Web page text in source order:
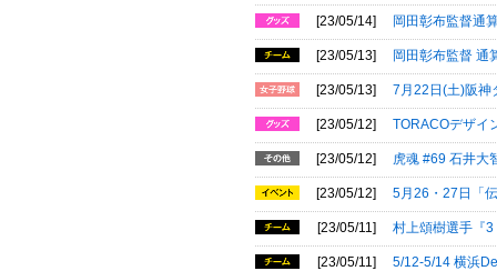
[23/05/14] 岡田彰布監督通
[23/05/13] 岡田彰布監督 通
[23/05/13] 7月22日(土)阪神
[23/05/12] TORACOデザイ
[23/05/12] 虎魂 #69 石井大
[23/05/12] 5月26・27日「
[23/05/11] 村上頌樹選手『
[23/05/11] 5/12-5/14 横浜